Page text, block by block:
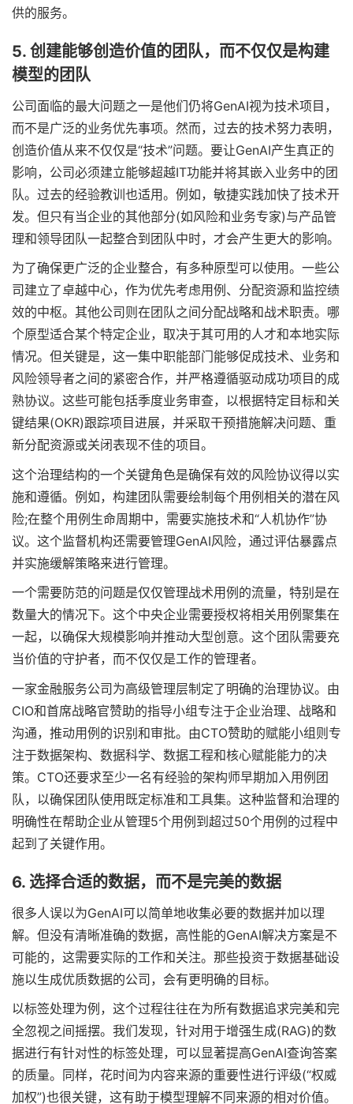
供的服务。
5. 创建能够创造价值的团队，而不仅仅是构建
模型的团队
公司面临的最大问题之一是他们仍将GenAI视为技术项目，
而不是广泛的业务优先事项。然而，过去的技术努力表明，
创造价值从来不仅仅是“技术”问题。要让GenAI产生真正的
影响，公司必须建立能够超越IT功能并将其嵌入业务中的团
队。过去的经验教训也适用。例如，敏捷实践加快了技术开
发。但只有当企业的其他部分(如风险和业务专家)与产品管
理和领导团队一起整合到团队中时，才会产生更大的影响。
为了确保更广泛的企业整合，有多种原型可以使用。一些公
司建立了卓越中心，作为优先考虑用例、分配资源和监控绩
效的中枢。其他公司则在团队之间分配战略和战术职责。哪
个原型适合某个特定企业，取决于其可用的人才和本地实际
情况。但关键是，这一集中职能部门能够促成技术、业务和
风险领导者之间的紧密合作，并严格遵循驱动成功项目的成
熟协议。这些可能包括季度业务审查，以根据特定目标和关
键结果(OKR)跟踪项目进展，并采取干预措施解决问题、重
新分配资源或关闭表现不佳的项目。
这个治理结构的一个关键角色是确保有效的风险协议得以实
施和遵循。例如，构建团队需要绘制每个用例相关的潜在风
险;在整个用例生命周期中，需要实施技术和“人机协作”协
议。这个监督机构还需要管理GenAI风险，通过评估暴露点
并实施缓解策略来进行管理。
一个需要防范的问题是仅仅管理战术用例的流量，特别是在
数量大的情况下。这个中央企业需要授权将相关用例聚集在
一起，以确保大规模影响并推动大型创意。这个团队需要充
当价值的守护者，而不仅仅是工作的管理者。
一家金融服务公司为高级管理层制定了明确的治理协议。由
CIO和首席战略官赞助的指导小组专注于企业治理、战略和
沟通，推动用例的识别和审批。由CTO赞助的赋能小组则专
注于数据架构、数据科学、数据工程和核心赋能能力的决
策。CTO还要求至少一名有经验的架构师早期加入用例团
队，以确保团队使用既定标准和工具集。这种监督和治理的
明确性在帮助企业从管理5个用例到超过50个用例的过程中
起到了关键作用。
6. 选择合适的数据，而不是完美的数据
很多人误以为GenAI可以简单地收集必要的数据并加以理
解。但没有清晰准确的数据，高性能的GenAI解决方案是不
可能的，这需要实际的工作和关注。那些投资于数据基础设
施以生成优质数据的公司，会有更明确的目标。
以标签处理为例，这个过程往往在为所有数据追求完美和完
全忽视之间摇摆。我们发现，针对用于增强生成(RAG)的数
据进行有针对性的标签处理，可以显著提高GenAI查询答案
的质量。同样，花时间为内容来源的重要性进行评级(“权威
加权”)也很关键，这有助于模型理解不同来源的相对价值。